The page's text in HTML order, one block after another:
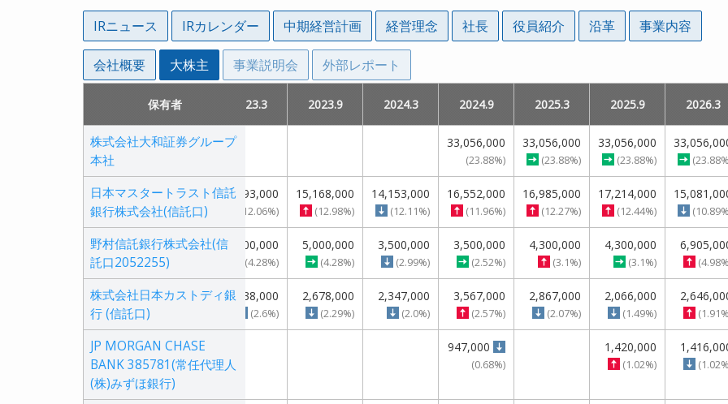
IRニュース IRカレンダー 中期経営計画 経営理念 社長 役員紹介 沿革 事業内容
会社概要 大株主 事業説明会 外部レポート
保有者 2014.9 2015.3 2015.9 2016.3 2016.9
株式会社大和証券グループ
本社
日本マスタートラスト信託
銀行株式会社(信託口)
46,984,000
(2.48%)
59,256,000
(3.13%)
61,435,000
(3.25%)
74,489,000
(6.29%)
66,832,000
(5.64%)
66,790,000
(5.64%)
野村信託銀行株式会社(信
託口2052255)
株式会社日本カストディ銀
行 (信託口)
44,523,000
(2.35%)
67,464,000
(3.57%)
68,421,000
(3.62%)
72,011,000
(6.08%)
63,496,000
(5.36%)
62,039,000
(5.24%)
JP MORGAN CHASE
BANK 385781(常任代理人
(株)みずほ銀行)
2022.9 2023.3 2023.9 2024.3 2024.9 2025.3 2025.9 2026.3
33,056,000
(23.88%)
33,056,000
(23.88%)
33,056,000
(23.88%)
18,224,000
(15.6%)
18,352,000
(15.71%)
14,093,000
(12.06%)
15,168,000
(12.98%)
14,153,000
(12.11%)
16,552,000
(11.96%)
16,985,000
(12.27%)
17,214,000
(12.44%)
5,000,000
(4.28%)
5,000,000
(4.28%)
5,000,000
(4.28%)
5,000,000
(4.28%)
3,500,000
(2.99%)
3,500,000
(2.52%)
4,300,000
(3.1%)
4,300,000
(3.1%)
5,263,000
(4.5%)
5,843,000 3,038,000
(2.6%)
2,678,000
(2.29%)
2,347,000
(2.0%)
3,567,000
(2.57%)
2,867,000
(2.07%)
2,066,000
(1.49%)
1,548,000
(1.32%)
1,472,000
(1.26%)
947,000
(0.68%)
1,420,000
(1.02%)
保有者 2014.9 2015.3 2015.9 2016.3 2016.9
株式会社大和証券グループ
本社
日本マスタートラスト信託
銀行株式会社(信託口)
46,984,000
(2.48%)
59,256,000
(3.13%)
61,435,000
(3.25%)
74,489,000
(6.29%)
66,832,000
(5.64%)
66,790,000
(5.64%)
野村信託銀行株式会社(信
託口2052255)
株式会社日本カストディ銀
行 (信託口)
44,523,000
(2.35%)
67,464,000
(3.57%)
68,421,000
(3.62%)
72,011,000
(6.08%)
63,496,000
(5.36%)
62,039,000
(5.24%)
JP MORGAN CHASE
BANK 385781(常任代理人
(株)みずほ銀行)
2022.9 2023.3 2023.9 2024.3 2024.9 2025.3 2025.9 2026.3
33,056,000
(23.88%)
33,056,000
(23.88%)
33,056,000
(23.88%)
18,224,000
(15.6%)
18,352,000
(15.71%)
14,093,000
(12.06%)
15,168,000
(12.98%)
14,153,000
(12.11%)
16,552,000
(11.96%)
16,985,000
(12.27%)
17,214,000
(12.44%)
5,000,000
(4.28%)
5,000,000
(4.28%)
5,000,000
(4.28%)
5,000,000
(4.28%)
3,500,000
(2.99%)
3,500,000
(2.52%)
4,300,000
(3.1%)
4,300,000
(3.1%)
5,263,000
(4.5%)
5,843,000 3,038,000
(2.6%)
2,678,000
(2.29%)
2,347,000
(2.0%)
3,567,000
(2.57%)
2,867,000
(2.07%)
2,066,000
(1.49%)
1,548,000
(1.32%)
1,472,000
(1.26%)
947,000
(0.68%)
1,420,000
(1.02%)